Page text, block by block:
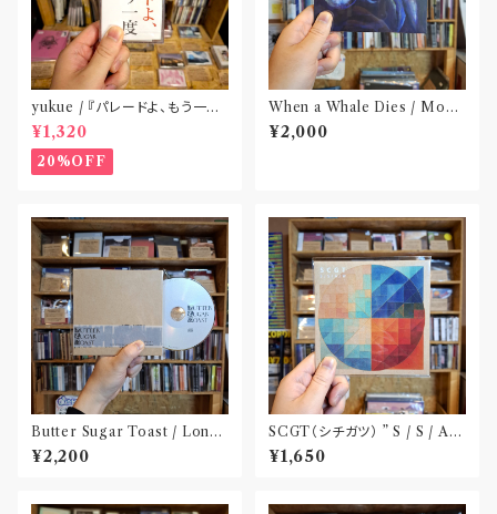
yukue / 『パレードよ、もう一度』
(TAPE)
¥1,320
20%OFF
When a Whale Dies / Moby
Dick(CD)
¥2,000
Butter Sugar Toast / Long
Play I(CD)
¥2,200
SCGT（シチガツ） ” S / S / A /
W”(CD)
¥1,650